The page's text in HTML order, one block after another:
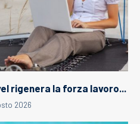
rigenera la forza lavoro...
2026